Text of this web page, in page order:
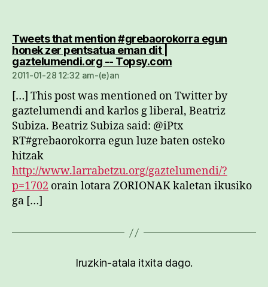
Tweets that mention #grebaorokorra egun
honek zer pentsatua eman dit |
gaztelumendi.org -- Topsy.comdio:
2011-01-28 12:32 am-(e)an
[…] This post was mentioned on Twitter by
gaztelumendi and karlos g liberal, Beatriz
Subiza. Beatriz Subiza said: @iPtx
RT#grebaorokorra egun luze baten osteko
hitzak
http://www.larrabetzu.org/gaztelumendi/?
p=1702 orain lotara ZORIONAK kaletan ikusiko
ga […]
Iruzkin-atala itxita dago.